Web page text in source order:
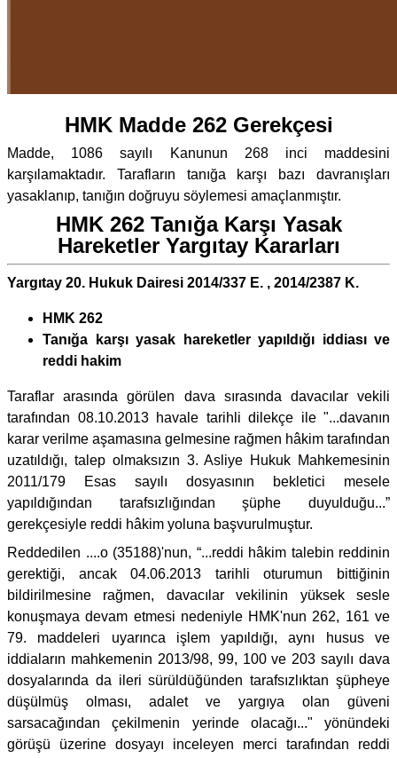
HMK Madde 262 Gerekçesi
Madde, 1086 sayılı Kanunun 268 inci maddesini
karşılamaktadır. Tarafların tanığa karşı bazı davranışları
yasaklanıp, tanığın doğruyu söylemesi amaçlanmıştır.
HMK 262 Tanığa Karşı Yasak
Hareketler Yargıtay Kararları
Yargıtay 20. Hukuk Dairesi 2014/337 E. , 2014/2387 K.
HMK 262
Tanığa karşı yasak hareketler yapıldığı iddiası ve
reddi hakim
Taraflar arasında görülen dava sırasında davacılar vekili
tarafından 08.10.2013 havale tarihli dilekçe ile "...davanın
karar verilme aşamasına gelmesine rağmen hâkim tarafından
uzatıldığı, talep olmaksızın 3. Asliye Hukuk Mahkemesinin
2011/179 Esas sayılı dosyasının bekletici mesele
yapıldığından tarafsızlığından şüphe duyulduğu...”
gerekçesiyle reddi hâkim yoluna başvurulmuştur.
Reddedilen ....o (35188)'nun, “...reddi hâkim talebin reddinin
gerektiği, ancak 04.06.2013 tarihli oturumun bittiğinin
bildirilmesine rağmen, davacılar vekilinin yüksek sesle
konuşmaya devam etmesi nedeniyle HMK'nun 262, 161 ve
79. maddeleri uyarınca işlem yapıldığı, aynı husus ve
iddiaların mahkemenin 2013/98, 99, 100 ve 203 sayılı dava
dosyalarında da ileri sürüldüğünden tarafsızlıktan şüpheye
düşülmüş olması, adalet ve yargıya olan güveni
sarsacağından çekilmenin yerinde olacağı..." yönündeki
görüşü üzerine dosyayı inceleyen merci tarafından reddi